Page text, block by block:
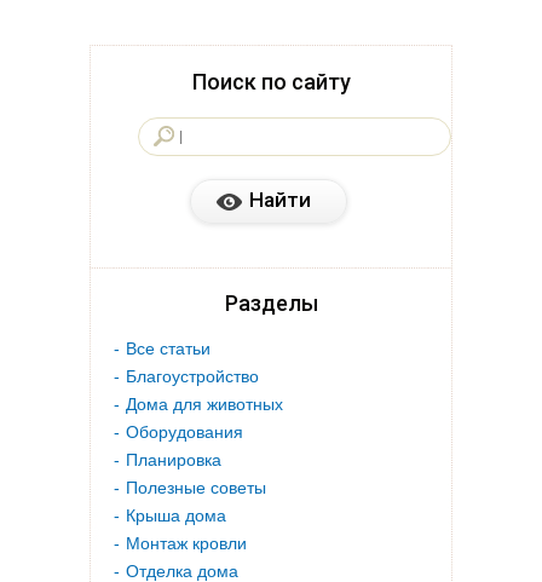
Поиск по сайту
Разделы
Все статьи
Благоустройство
Дома для животных
Оборудования
Планировка
Полезные советы
Крыша дома
Монтаж кровли
Отделка дома